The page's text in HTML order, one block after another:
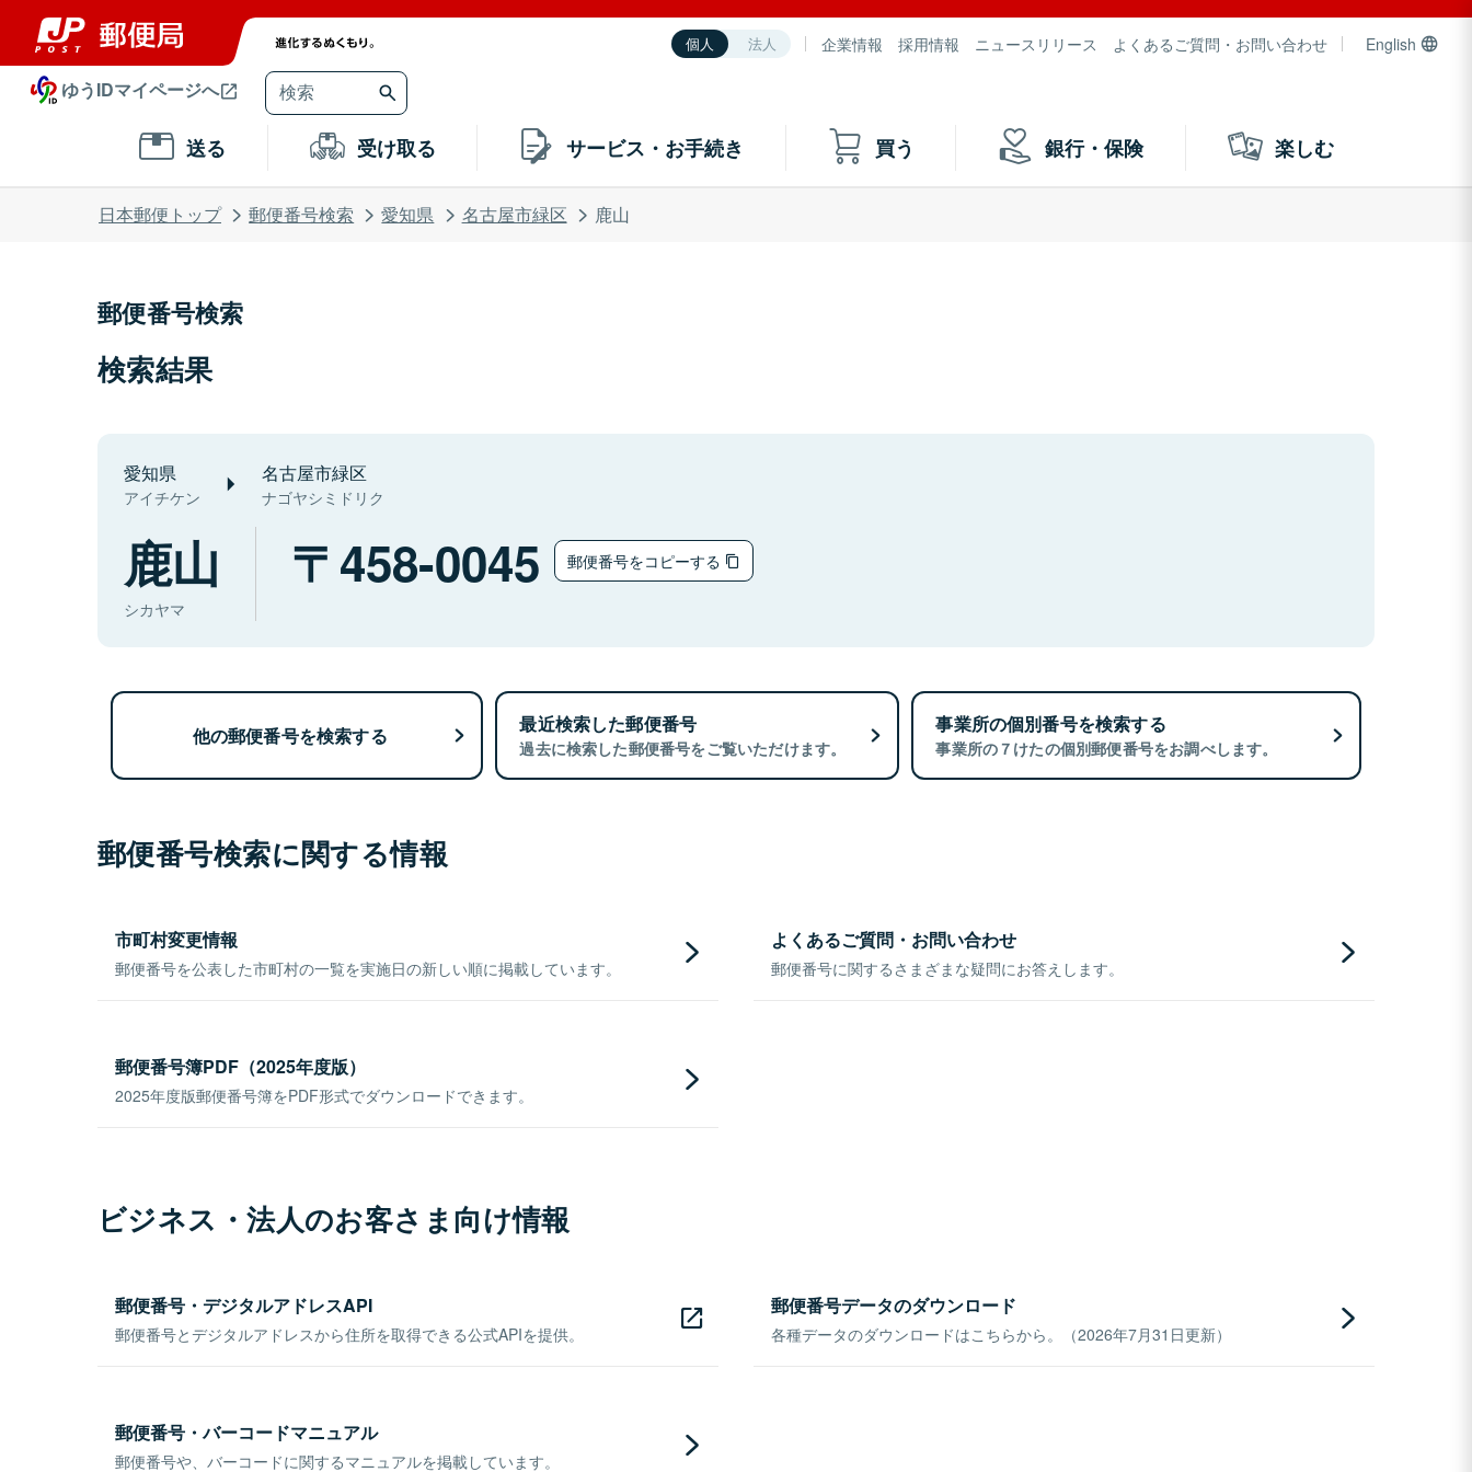
個人 法人 企業情報 採用情報 ニュースリリース よくあるご質問・お問い合わせ English
ゆうIDマイページへ
送る 受け取る サービス・お手続き 買う 銀行・保険 楽しむ
日本郵便トップ 郵便番号検索 愛知県 名古屋市緑区 鹿山
郵便番号検索
検索結果
愛知県
アイチケン
名古屋市緑区
ナゴヤシミドリク
鹿山
シカヤマ
458-0045 郵便番号をコピーする
他の郵便番号を検索する 最近検索した郵便番号
過去に検索した郵便番号をご覧いただけます。
事業所の個別番号を検索する
事業所の７けたの個別郵便番号をお調べします。
郵便番号検索に関する情報
市町村変更情報
郵便番号を公表した市町村の一覧を実施日の新しい順に掲載しています。
よくあるご質問・お問い合わせ
郵便番号に関するさまざまな疑問にお答えします。
郵便番号簿PDF（2025年度版）
2025年度版郵便番号簿をPDF形式でダウンロードできます。
ビジネス・法人のお客さま向け情報
郵便番号・デジタルアドレスAPI
郵便番号とデジタルアドレスから住所を取得できる公式APIを提供。
郵便番号データのダウンロード
各種データのダウンロードはこちらから。（2026年7月31日更新）
郵便番号・バーコードマニュアル
郵便番号や、バーコードに関するマニュアルを掲載しています。